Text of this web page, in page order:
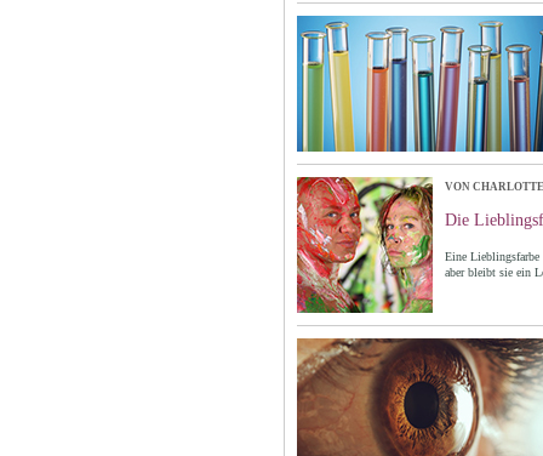
VON
Die
Eine Lieblingsfarbe
aber bleibt sie ein